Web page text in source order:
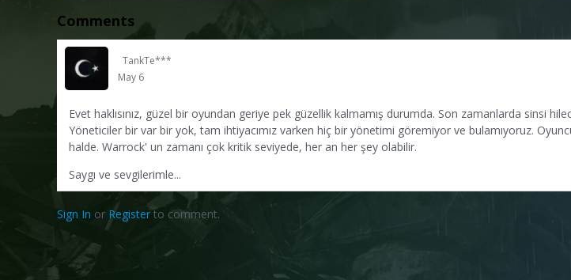
Comments
TankTe***
May 6
Evet haklısınız, güzel bir oyundan geriye pek güzellik kalmamış durumda. Son zamanlarda sinsi
Yöneticiler bir var bir yok, tam ihtiyacımız varken hiç bir yönetimi göremiyor ve bulamıyoruz.
halde. Warrock' un zamanı çok kritik seviyede, her an her şey olabilir.
Saygı ve sevgilerimle...
Sign In or Registerto comment.